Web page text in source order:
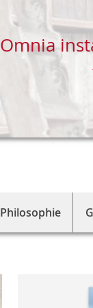
Omnia
Philosophie